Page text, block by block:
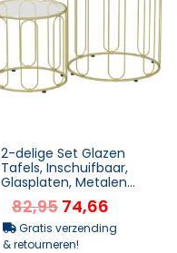
2-delige Set Glazen
Tafels, Inschuifbaar,
Glasplaten, Metalen
Frame, Goudkleurig
82,95 74,66
Gratis verzending
& retourneren!